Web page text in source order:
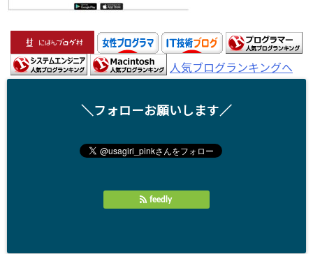
人気ブログランキングへ
＼フォローお願いします／
feedly